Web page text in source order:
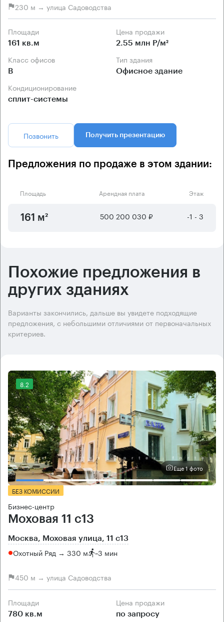
230 м → улица Садоводства
Площади
161 кв.м
Цена продажи
2.55 млн Р/м²
Класс офисов
B
Тип здания
Офисное здание
Кондиционирование
сплит-системы
Позвонить Получить презентацию
Предложения по продаже в этом здании:
Площадь Арендная плата Этаж
161 м² 500 200 030 ₽ -1 - 3
Похожие предложения в
других зданиях
Варианты закончились, дальше вы увидете подходящие
предложения, с небольшими отличиями от первоначальных
критериев.
8.2
Еще 1 фото
БЕЗ КОМИССИИ
Бизнес-центр
Моховая 11 с13
Москва, Моховая улица, 11 с13
Охотный Ряд → 330 м ~3 мин
450 м → улица Садоводства
Площади
780 кв.м
Цена продажи
по запросу